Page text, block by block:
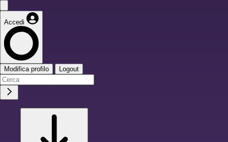
Accedi
Modifica profilo Logout